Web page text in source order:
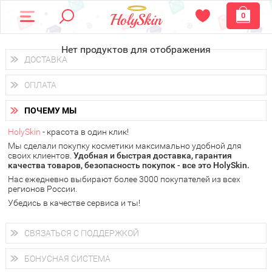
0
Нет продуктов для отображения
ДОСТАВКА
Доставка осуществляетсяпо всем городам России.
Вы можете выбрать доставку курьером, Почтой России или
получить заказ в пунктах выдачи PickPoint или пункте
самовывоза.
В 20 городах России доставка осуществляется ужена
следующий день.
у Вас всегда есть возможность получитьбесплатную
доставку от HolySkin.
подробнее об условиях доставки и оплаты в Вашем городе
ОПЛАТА
Вы можете оплатить свой заказ любым удобным способом:
наличными деньгами (
через интернет-банк (Альфа-банк, Сбербанк) и другими
электронными способами.
ПОЧЕМУ МЫ
HolySkin - красота в один клик!
Мы сделали покупку косметики максимально удобной для
своих клиентов. Удобная и быстрая доставка, гарантия
качества товаров, безопасность покупок - все это HolySkin.
Нас ежедневно выбирают более 3000 покупателей из всех
регионов России.
Убедись в качестве сервиса и ты!
СВЯЗАТЬСЯ С ПОДДЕРЖКОЙ
+7 (800) 707-24-55
Мы будем рады ответить на все Ваши вопросы по работе
магазина, проконсультировать по товарам, рассказать о
БОНУСНАЯ СИСТЕМА